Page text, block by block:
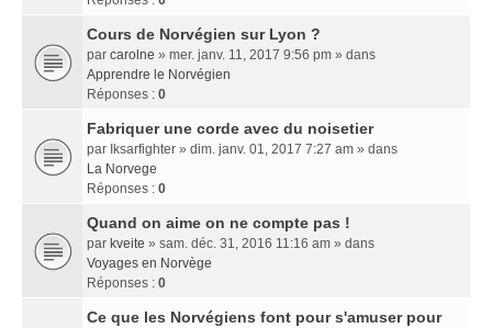
Cours de Norvégien sur Lyon ?
par carolne » mer. janv. 11, 2017 9:56 pm » dans
Apprendre le Norvégien
Réponses : 0
Fabriquer une corde avec du noisetier
par Iksarfighter » dim. janv. 01, 2017 7:27 am » dans
La Norvege
Réponses : 0
Quand on aime on ne compte pas !
par kveite » sam. déc. 31, 2016 11:16 am » dans
Voyages en Norvège
Réponses : 0
Ce que les Norvégiens font pour s'amuser pour